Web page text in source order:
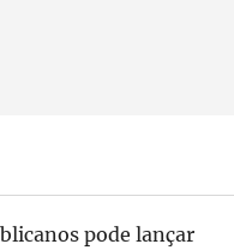
pode lançar